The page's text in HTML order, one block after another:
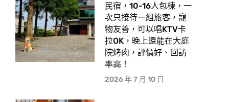
民宿，10-16人包棟，一
次只接待一組旅客，寵
物友善，可以唱KTV卡
拉OK，晚上還能在大庭
院烤肉，評價好、回訪
率高！
2026 年 7 月 10 日